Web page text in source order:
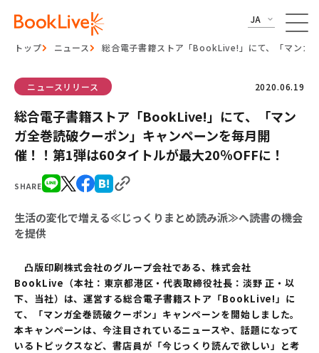
JA
トップ ニュース 総合電子書籍ストア「BookLive!」にて、「マンガ
SHARE
ニュースリリース 2020.06.19
総合電子書籍ストア「BookLive!」にて、「マン
ガ全巻読破クーポン」キャンペーンを毎月開
催！！第1弾は60タイトルが最大20％OFFに！
生活の変化で増える≪じっくりまとめ読み派≫へ読書の機会
を提供
凸版印刷株式会社のグループ会社である、株式会社
BookLive（本社：東京都港区・代表取締役社長：淡野 正・以
下、当社）は、運営する総合電子書籍ストア「BookLive!」に
て、「マンガ全巻読破クーポン」キャンペーンを開始しました。
本キャンペーンは、今注目されているニュースや、話題になって
いるトピックスなど、書店員が「今じっくり読んで欲しい」と考